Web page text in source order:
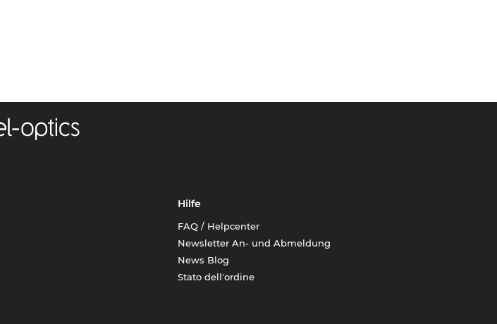
Hilfe
FAQ / Helpcenter
Newsletter An- und Abmeldung
News Blog
Stato dell'ordine